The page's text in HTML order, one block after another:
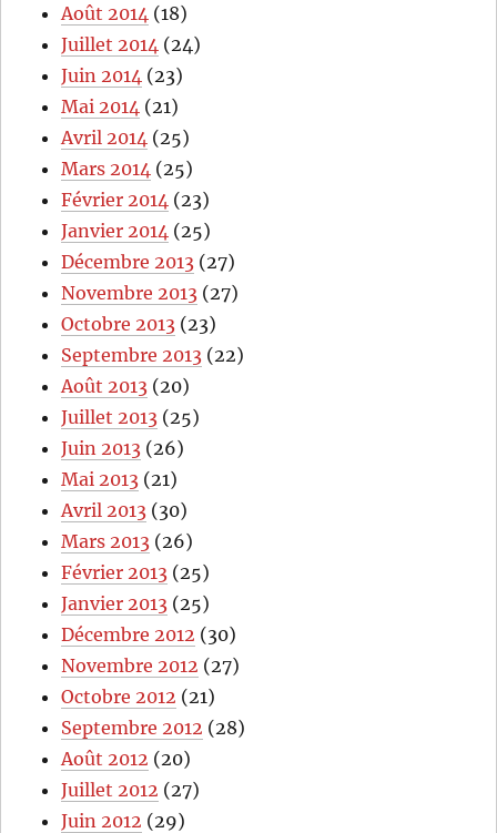
Août 2014 (18)
Juillet 2014 (24)
Juin 2014 (23)
Mai 2014 (21)
Avril 2014 (25)
Mars 2014 (25)
Février 2014 (23)
Janvier 2014 (25)
Décembre 2013 (27)
Novembre 2013 (27)
Octobre 2013 (23)
Septembre 2013 (22)
Août 2013 (20)
Juillet 2013 (25)
Juin 2013 (26)
Mai 2013 (21)
Avril 2013 (30)
Mars 2013 (26)
Février 2013 (25)
Janvier 2013 (25)
Décembre 2012 (30)
Novembre 2012 (27)
Octobre 2012 (21)
Septembre 2012 (28)
Août 2012 (20)
Juillet 2012 (27)
Juin 2012 (29)